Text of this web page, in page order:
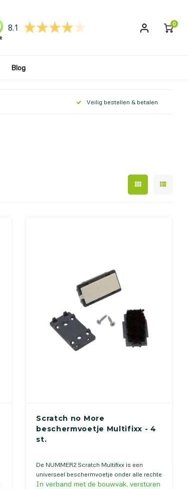
8.1 0
Blog
Veilig bestellen & betalen
Scratch no More
beschermvoetje Multifixx - 4
st.
De NUMMER2 Scratch Multifixx is een
universeel beschermvoetje onder alle rechte
oppervlakten van minimaal 50 x 26
In verband met de bouwvak, versturen